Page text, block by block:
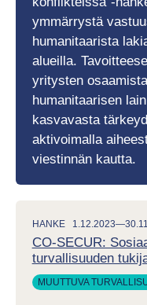
ymmärrystä
humanitaarista
alueilla.
yritysten
humanitaarisen
kasvavasta
aktivoimalla
viestinnän kautta.
HANKE
CO-SECUR:
turvallisuuden
MUUTTUVA